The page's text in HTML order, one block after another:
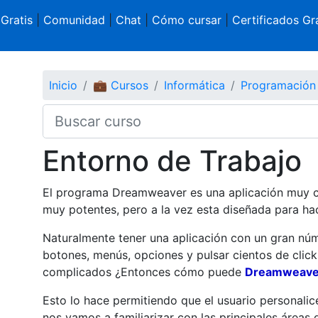
Comunidad Chat Cómo cursar| Certificados
Inicio 💼 Cursos Informática Programación
Entorno de Trabajo
El programa Dreamweaver es una aplicación muy
muy potentes, pero a la vez esta diseñada para
Naturalmente tener una aplicación con un gran
botones, menús, opciones y pulsar cientos de
complicados ¿Entonces cómo puede
Esto lo hace permitiendo que el usuario